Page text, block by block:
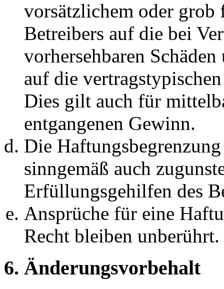
vorsätzlichem oder grob
Betreibers auf die bei
vorhersehbaren
auf die
Dies gilt auch für
entgangenen Gewinn.
Die
sinngemäß auch
Erfüllungsgehilfen des
Ansprüche für eine
Recht bleiben unberührt.
6. Änderungsvorbehalt